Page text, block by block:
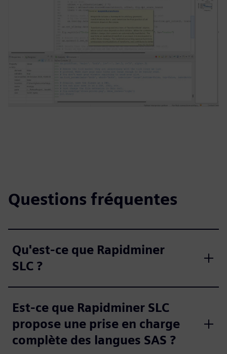
Questions fréquentes
Qu'est-ce que Rapidminer
SLC ?
Est-ce que Rapidminer SLC
propose une prise en charge
complète des langues SAS ?